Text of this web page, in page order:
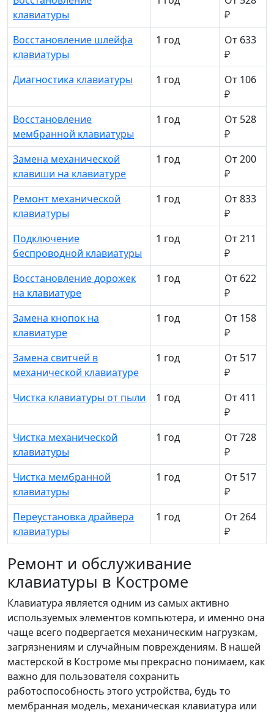
клавиатуры
₽
Восстановление шлейфа
клавиатуры
1 год
От 633
₽
Диагностика клавиатуры
1 год
От 106
₽
Восстановление
мембранной клавиатуры
1 год
От 528
₽
Замена механической
клавиши на клавиатуре
1 год
От 200
₽
Ремонт механической
клавиатуры
1 год
От 833
₽
Подключение
беспроводной клавиатуры
1 год
От 211
₽
Восстановление дорожек
на клавиатуре
1 год
От 622
₽
Замена кнопок на
клавиатуре
1 год
От 158
₽
Замена свитчей в
механической клавиатуре
1 год
От 517
₽
Чистка клавиатуры от пыли
1 год
От 411
₽
Чистка механической
клавиатуры
1 год
От 728
₽
Чистка мембранной
клавиатуры
1 год
От 517
₽
Переустановка драйвера
клавиатуры
1 год
От 264
₽
Ремонт и обслуживание
клавиатуры в Костроме
Клавиатура является одним из самых активно
используемых элементов компьютера, и именно она
чаще всего подвергается механическим нагрузкам,
загрязнениям и случайным повреждениям. В нашей
мастерской в Костроме мы прекрасно понимаем, как
важно для пользователя сохранить
работоспособность этого устройства, будь то
мембранная модель, механическая клавиатура или